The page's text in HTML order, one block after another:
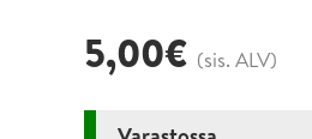
5,00€ (sis. ALV)